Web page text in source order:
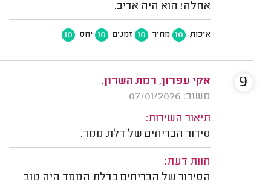
אחלה! הוא היה אדיב.
איכות 10 מחיר 10 זמנים 10 יחס 10
אקי עפרון, רמת השרון.
משוב: 07/01/2026
תיאור השירות:
סידור הבריחים של דלת ממד.
חוות דעת:
הסידור של הבריחים בדלת הממד היה טוב
9